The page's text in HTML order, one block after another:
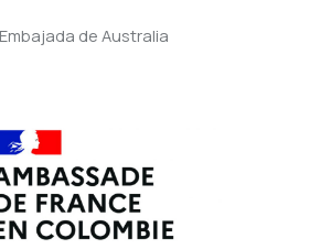
Embajada de Australia